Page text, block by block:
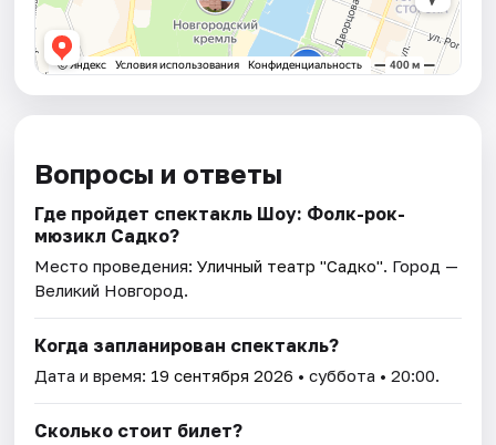
Вопросы и ответы
Где пройдет спектакль Шоу: Фолк-рок-
мюзикл Садко?
Место проведения:Уличный театр "Садко". Город —
Великий Новгород.
Когда запланирован спектакль?
Дата и время: 19 сентября 2026 • суббота • 20:00.
Сколько стоит билет?